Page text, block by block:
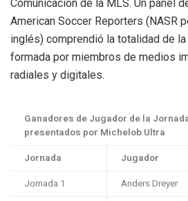
Comunicación de la MLS. Un panel
American Soccer Reporters (NASR
inglés) comprendió la totalidad de
formada por miembros de medios
radiales y digitales.
Ganadores de Jugador de la
presentados por Michelob Ultra
Jornada
Jugador
Jornada 1
Anders Dreyer